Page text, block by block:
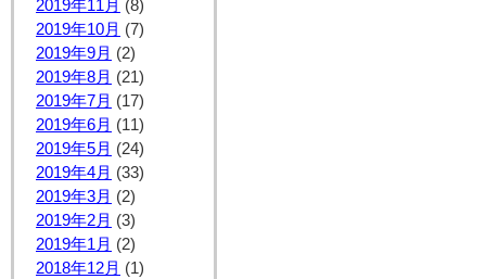
2019年11月 (8)
2019年10月 (7)
2019年9月 (2)
2019年8月 (21)
2019年7月 (17)
2019年6月 (11)
2019年5月 (24)
2019年4月 (33)
2019年3月 (2)
2019年2月 (3)
2019年1月 (2)
2018年12月 (1)